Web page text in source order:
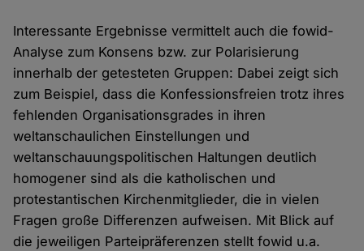
Interessante Ergebnisse vermittelt auch die fowid-
Analyse zum Konsens bzw. zur Polarisierung
innerhalb der getesteten Gruppen: Dabei zeigt sich
zum Beispiel, dass die Konfessionsfreien trotz ihres
fehlenden Organisationsgrades in ihren
weltanschaulichen Einstellungen und
weltanschauungspolitischen Haltungen deutlich
homogener sind als die katholischen und
protestantischen Kirchenmitglieder, die in vielen
Fragen große Differenzen aufweisen. Mit Blick auf
die jeweiligen Parteipräferenzen stellt fowid u.a.